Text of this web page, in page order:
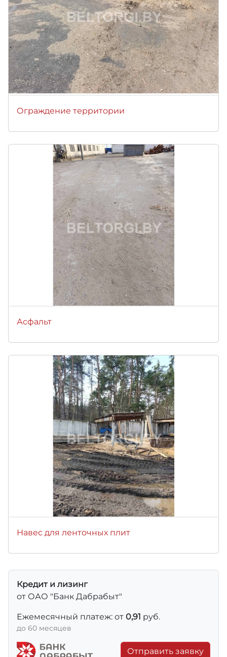
Ограждение территории
Асфальт
Навес для ленточных плит
Кредит и лизинг
от ОАО "Банк Дабрабыт"
Ежемесячный платеж: от 0,91 руб.
до 60 месяцев
Отправить заявку